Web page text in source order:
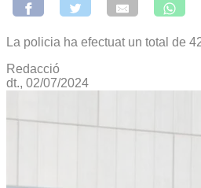
La policia ha efectuat un total de
Redacció
dt., 02/07/2024